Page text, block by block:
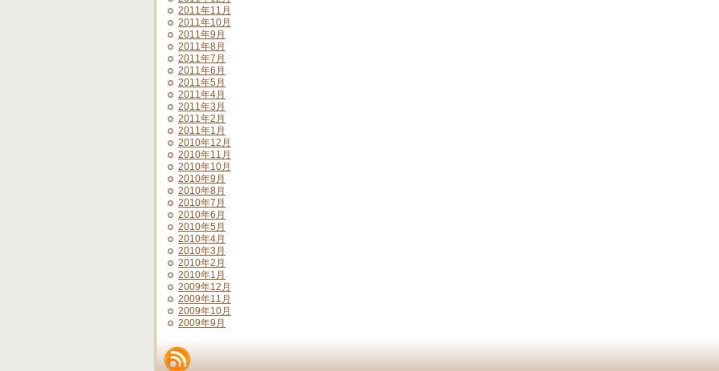
2011年11月
2011年10月
2011年9月
2011年8月
2011年7月
2011年6月
2011年5月
2011年4月
2011年3月
2011年2月
2011年1月
2010年12月
2010年11月
2010年10月
2010年9月
2010年8月
2010年7月
2010年6月
2010年5月
2010年4月
2010年3月
2010年2月
2010年1月
2009年12月
2009年11月
2009年10月
2009年9月